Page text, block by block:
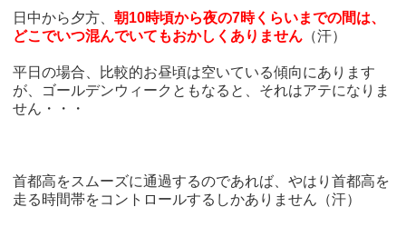
日中から夕方、朝10時頃から夜の7時くらいまでの間は、
どこでいつ混んでいてもおかしくありません （汗）
平日の場合、比較的お昼頃は空いている傾向にあります
が、ゴールデンウィークともなると、それはアテになりま
せん・・・
首都高をスムーズに通過するのであれば、やはり首都高を
走る時間帯をコントロールするしかありません（汗）